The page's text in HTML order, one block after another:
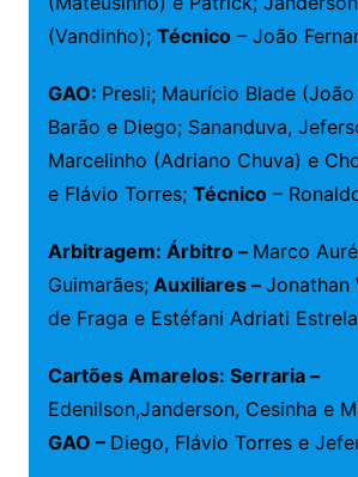
(Vandinho); Técnico– João
GAO: Presli; Maurício Blade
Barão e Diego; Sananduva,
Marcelinho (Adriano Chuva) e
e Flávio Torres; Técnico–
Arbitragem: Árbitro – Marco
Guimarães;Auxiliares – Jonathan
de Fraga e Estéfani Adriati
Cartões Amarelos: Serraria –
Edenilson,Janderson, Cesinha e
GAO – Diego, Flávio Torres e